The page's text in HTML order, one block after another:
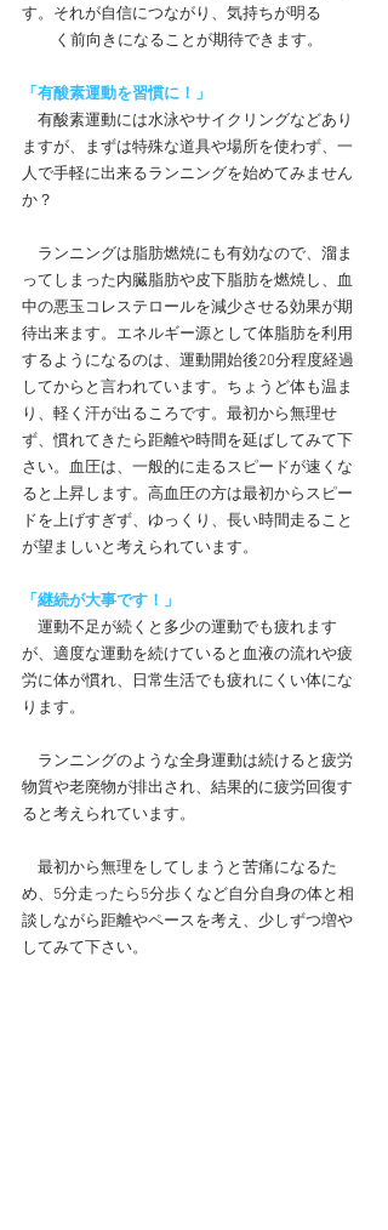
す。それが自信につながり、気持ちが明る
         く前向きになることが期待できます。
「有酸素運動を習慣に！」
有酸素運動には水泳やサイクリングなどあり
ますが、まずは特殊な道具や場所を使わず、一
人で手軽に出来るランニングを始めてみません
か？
ランニングは脂肪燃焼にも有効なので、溜ま
ってしまった内臓脂肪や皮下脂肪を燃焼し、血
中の悪玉コレステロールを減少させる効果が期
待出来ます。エネルギー源として体脂肪を利用
するようになるのは、運動開始後20分程度経過
してからと言われています。ちょうど体も温ま
り、軽く汗が出るころです。最初から無理せ
ず、慣れてきたら距離や時間を延ばしてみて下
さい。血圧は、一般的に走るスピードが速くな
ると上昇します。高血圧の方は最初からスピー
ドを上げすぎず、ゆっくり、長い時間走ること
が望ましいと考えられています。
「継続が大事です！」
運動不足が続くと多少の運動でも疲れます
が、適度な運動を続けていると血液の流れや疲
労に体が慣れ、日常生活でも疲れにくい体にな
ります。
ランニングのような全身運動は続けると疲労
物質や老廃物が排出され、結果的に疲労回復す
ると考えられています。
最初から無理をしてしまうと苦痛になるた
め、5分走ったら5分歩くなど自分自身の体と相
談しながら距離やペースを考え、少しずつ増や
してみて下さい。